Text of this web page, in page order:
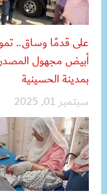
أبيض مجهول المصدر
بمدينة الحسينية
سبتمبر 01, 2025